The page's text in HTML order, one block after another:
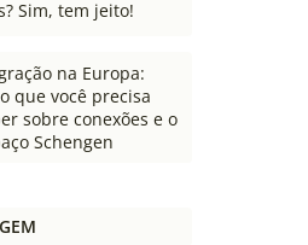
Sim, tem jeito!
na Europa:
que você precisa
sobre conexões e o
Schengen